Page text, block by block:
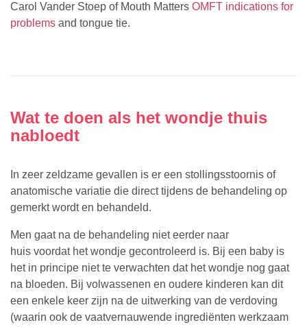
Carol Vander Stoep of Mouth Matters OMFT indications for
problems and tongue tie.
Wat te doen als het wondje thuis
nabloedt
In zeer zeldzame gevallen is er een stollingsstoornis of
anatomische variatie die direct tijdens de behandeling op
gemerkt wordt en behandeld.
Men gaat na de behandeling niet eerder naar
huis voordat het wondje gecontroleerd is. Bij een baby is
het in principe niet te verwachten dat het wondje nog gaat
na bloeden. Bij volwassenen en oudere kinderen kan dit
een enkele keer zijn na de uitwerking van de verdoving
(waarin ook de vaatvernauwende ingrediënten werkzaam